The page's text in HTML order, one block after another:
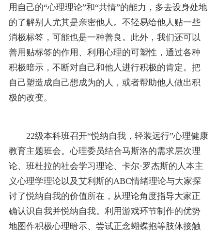
用自己的“心理理论”和“共情”的能力，多去设身处地
的了解别人尤其是亲密他人。不轻易给他人贴一些
消极标签，可能也是一种善良。此外，我们还可以
善用贴标签的作用、利用心理的可塑性，通过各种
积极暗示，不断对自己和他人进行积极的肯定。把
自己塑造成自己想成为的人，或者帮助他人做出积
极的改变。
22级本科班召开“悦纳自我，轻装远行”心理健康
教育主题班会。心理委员结合马斯洛的需求层次理
论、班杜拉的社会学习理论、卡尔·罗杰斯的人本主
义心理学理论以及艾利斯的ABC情绪理论与大家探
讨了悦纳自我的价值所在，从理论角度指导大家正
确认识自我并悦纳自我。利用游戏环节制作的优势
地图作积极心理暗示、尝试正念蝴蝶抱等肢体接触